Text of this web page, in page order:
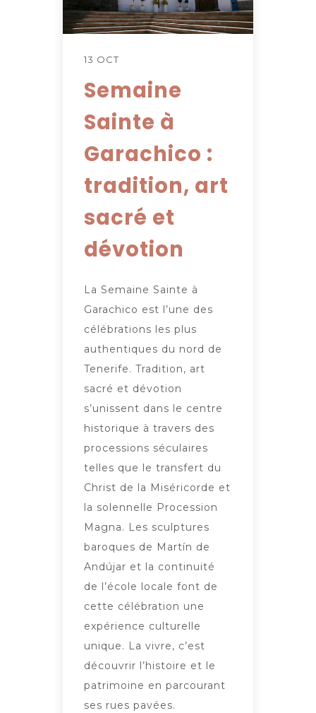
13 OCT
Semaine
Sainte à
Garachico :
tradition, art
sacré et
dévotion
La Semaine Sainte à
Garachico est l’une des
célébrations les plus
authentiques du nord de
Tenerife. Tradition, art
sacré et dévotion
s’unissent dans le centre
historique à travers des
processions séculaires
telles que le transfert du
Christ de la Miséricorde et
la solennelle Procession
Magna. Les sculptures
baroques de Martín de
Andújar et la continuité
de l’école locale font de
cette célébration une
expérience culturelle
unique. La vivre, c’est
découvrir l’histoire et le
patrimoine en parcourant
ses rues pavées.